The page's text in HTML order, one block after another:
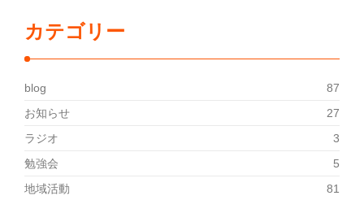
カテゴリー
blog
87
お知らせ
27
ラジオ
3
勉強会
5
地域活動
81